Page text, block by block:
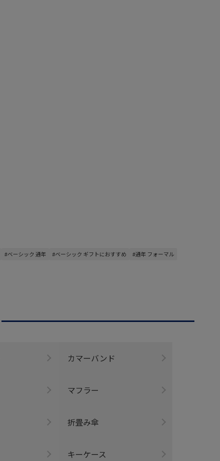
#ベーシック 通年 #ベーシック ギフトにおすすめ
#通年 フォーマル
カマーバンド
マフラー
折畳み傘
キーケース